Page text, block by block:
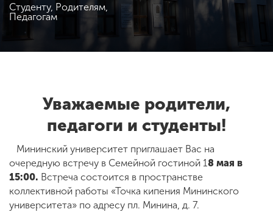
Студенческая жизнь
SPN
Приемная
комиссия
Студенту, Родителям,
Педагогам
Уважаемые родители,
педагоги и студенты!
Мининский университет приглашает Вас на
очередную встречу в Семейной гостиной 18 мая в
15:00. Встреча состоится в пространстве
коллективной работы «Точка кипения Мининского
университета» по адресу пл. Минина, д. 7.